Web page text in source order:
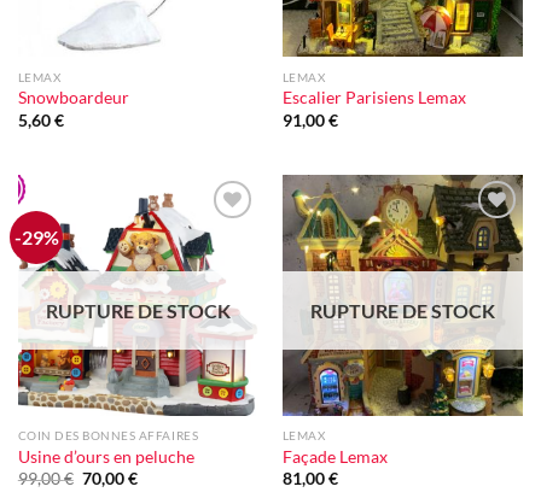
LEMAX
Snowboardeur
5,60€
LEMAX
Escalier Parisiens Lemax
91,00€
-29%
Ajouter
à la liste
d'envie
RUPTURE DE STOCK
COIN DES BONNES AFFAIRES
Usine d’ours en peluche
99,00€ Le
prix
70,00€Le
Ajouter
à la liste
d'envie
RUPTURE DE STOCK
LEMAX
Façade Lemax
81,00€